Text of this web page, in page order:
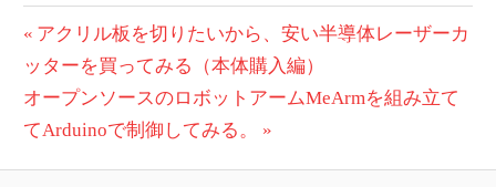
投
稿
ナ
ビ
前
の
投
稿:
アクリル板を切りたいから、安い半導体レーザーカ
ッターを買ってみる（本体購入編）
次
の
オープンソースのロボットアームMeArmを組み立て
てArduinoで制御してみる。